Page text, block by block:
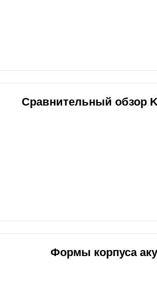
Сравнительный обзор
Формы корпуса